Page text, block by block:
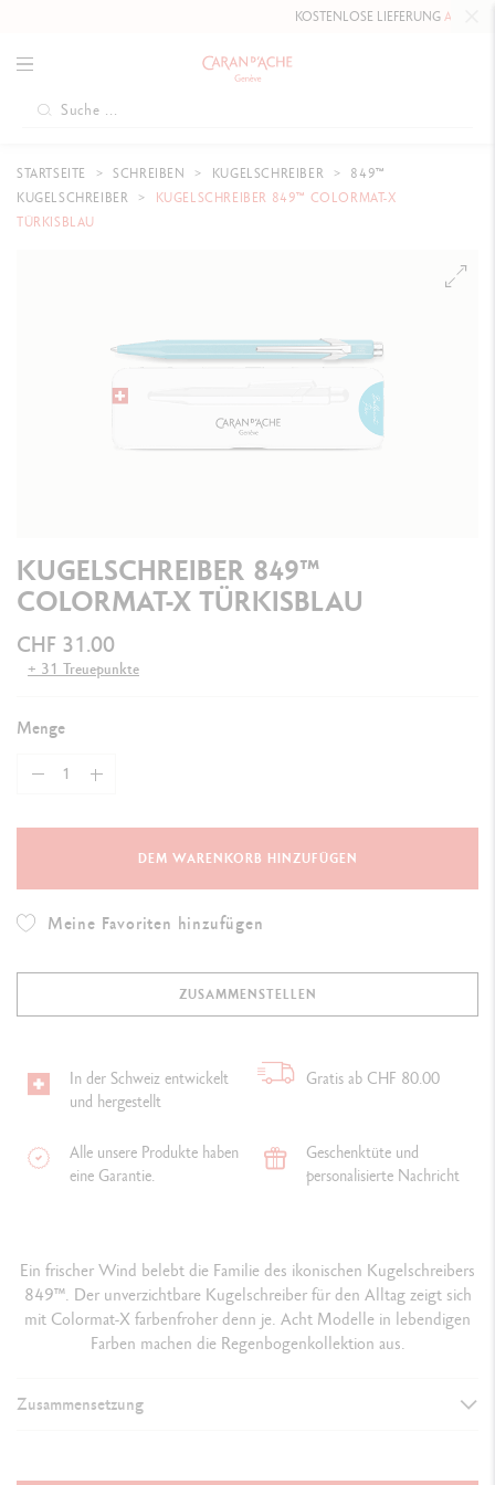
KOSTENLOSE LIEFERUNGAB 80 CHF
STARTSEITE SCHREIBEN KUGELSCHREIBER
849™
KUGELSCHREIBER
KUGELSCHREIBER 849™ COLORMAT-X
TÜRKISBLAU
KUGELSCHREIBER 849™
COLORMAT-X TÜRKISBLAU
CHF 31.00
+ 31 Treuepunkte
Menge
DEM WARENKORB HINZUFÜGEN
Meine Favoriten hinzufügen
ZUSAMMENSTELLEN
In der Schweiz entwickelt
und hergestellt
Gratis ab CHF 80.00
Alle unsere Produkte haben
eine Garantie.
Geschenktüte und
personalisierte Nachricht
Ein frischer Wind belebt die Familie des ikonischen Kugelschreibers
849™. Der unverzichtbare Kugelschreiber für den Alltag zeigt sich
mit Colormat-X farbenfroher denn je. Acht Modelle in lebendigen
Farben machen die Regenbogenkollektion aus.
Zusammensetzung
Kugelschreiber